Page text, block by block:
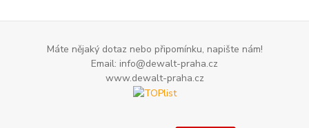
Máte nějaký dotaz nebo připomínku, napište nám!
Email: info@dewalt-praha.cz
www.dewalt-praha.cz